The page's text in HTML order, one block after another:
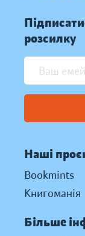
розсилку
Наші
Bookmints
Книгоманія
Більше